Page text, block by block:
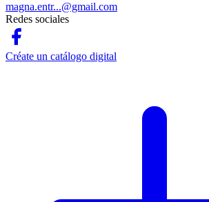
magna.entr...@gmail.com
Redes sociales
Créate un catálogo digital